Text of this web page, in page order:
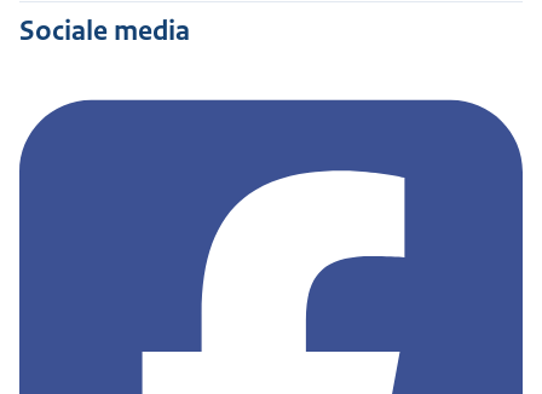
Sociale media